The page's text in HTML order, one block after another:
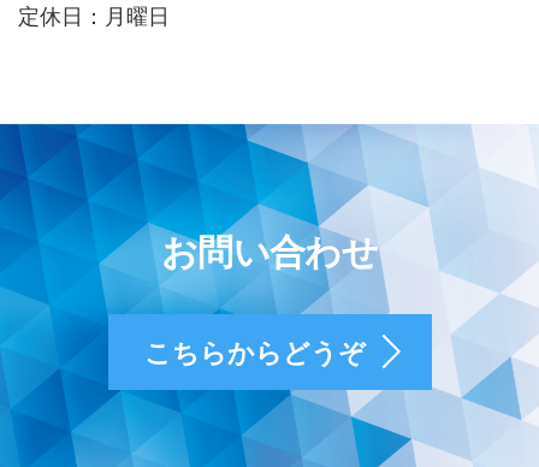
定休日：月曜日
お問い合わせ
こちらからどうぞ